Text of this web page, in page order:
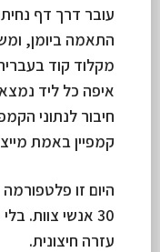
עובר דרך דף
התאמה ביומן,
מקלוד קוד
איפה כל ליד
חיבור לנתוני
קמפיין באמת
30 אנשי צוות.
עזרה חיצונית.